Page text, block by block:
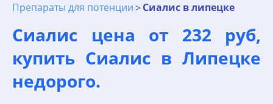
Препараты для потенции Сиалис в липецке
Сиалис цена от 232 руб,
купить Сиалис в Липецке
недорого.